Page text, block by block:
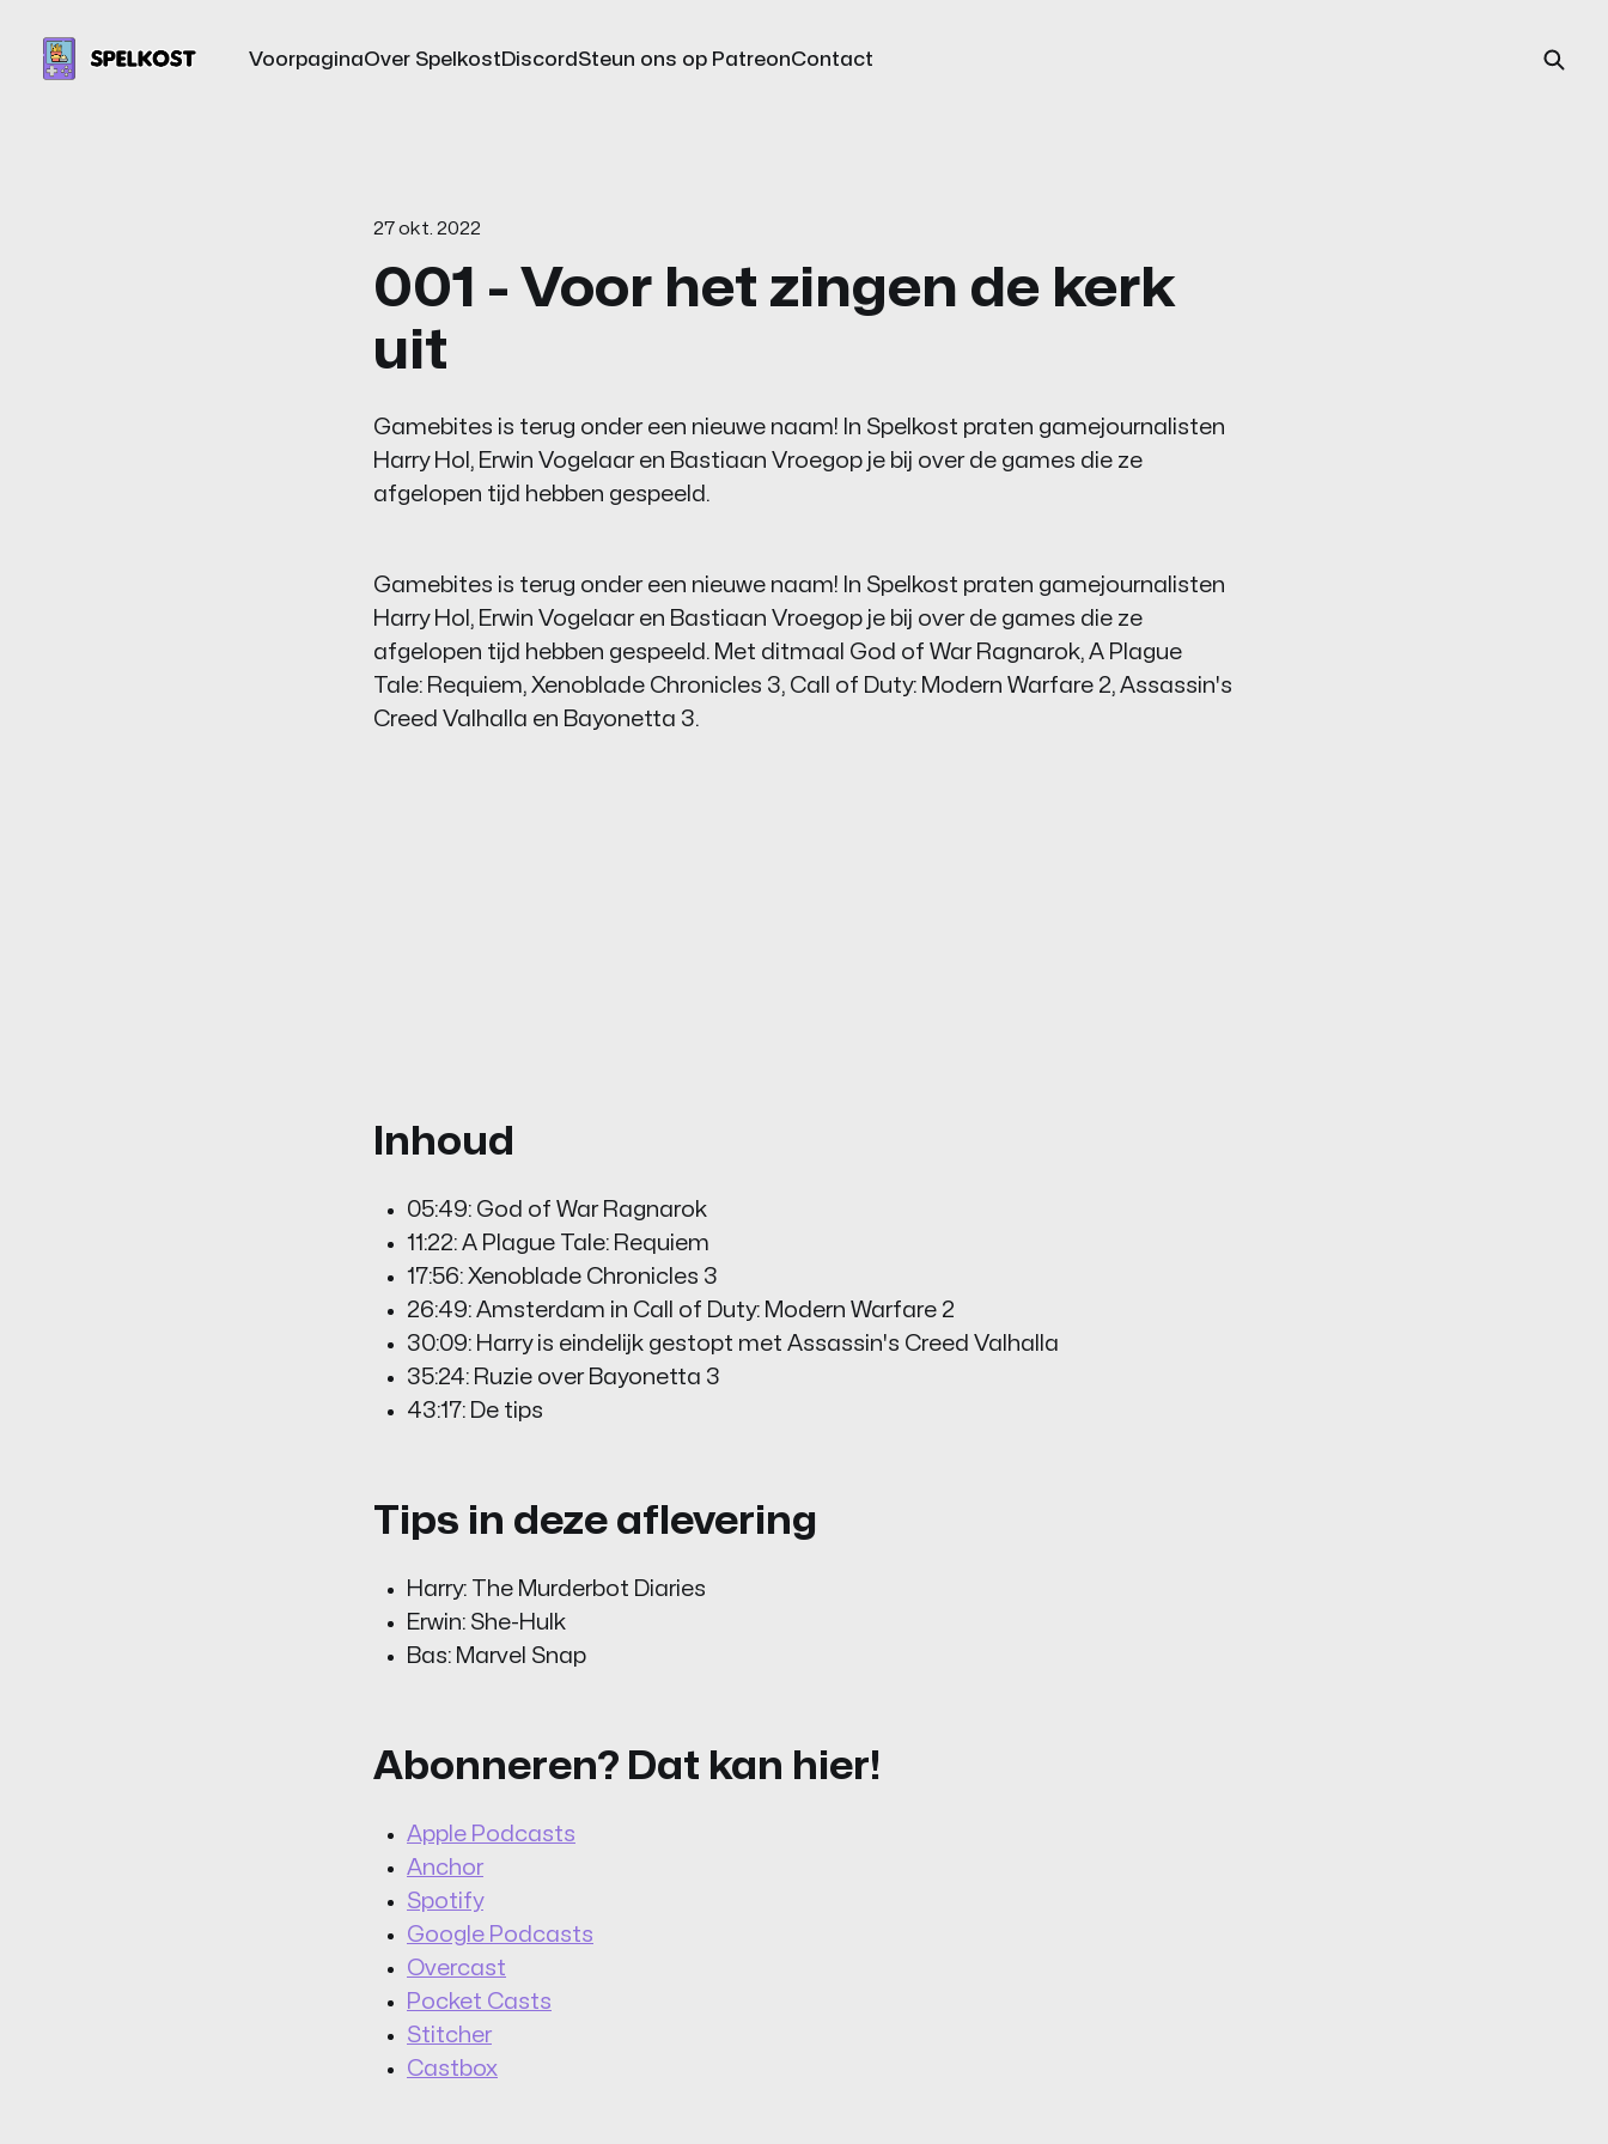
VoorpaginaOver SpelkostDiscord Steun ons op PatreonContact
27 okt. 2022
001 - Voor het zingen de kerk
uit
Gamebites is terug onder een nieuwe naam! In Spelkost praten gamejournalisten
Harry Hol, Erwin Vogelaar en Bastiaan Vroegop je bij over de games die ze
afgelopen tijd hebben gespeeld.
Gamebites is terug onder een nieuwe naam! In Spelkost praten gamejournalisten
Harry Hol, Erwin Vogelaar en Bastiaan Vroegop je bij over de games die ze
afgelopen tijd hebben gespeeld. Met ditmaal God of War Ragnarok, A Plague
Tale: Requiem, Xenoblade Chronicles 3, Call of Duty: Modern Warfare 2, Assassin's
Creed Valhalla en Bayonetta 3.
Inhoud
05:49: God of War Ragnarok
11:22: A Plague Tale: Requiem
17:56: Xenoblade Chronicles 3
26:49: Amsterdam in Call of Duty: Modern Warfare 2
30:09: Harry is eindelijk gestopt met Assassin's Creed Valhalla
35:24: Ruzie over Bayonetta 3
43:17: De tips
Tips in deze aflevering
Harry: The Murderbot Diaries
Erwin: She-Hulk
Bas: Marvel Snap
Abonneren? Dat kan hier!
Apple Podcasts
Anchor
Spotify
Google Podcasts
Overcast
Pocket Casts
Stitcher
Castbox